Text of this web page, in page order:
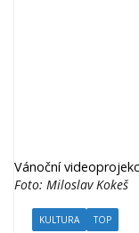
Vánoční
Foto: Miloslav Kokeš
KULTURA TOP